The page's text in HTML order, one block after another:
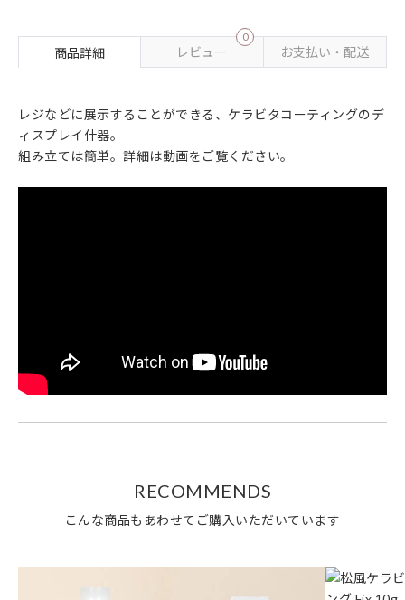
商品詳細 レビュー
0
お支払い・配送
レジなどに展示することができる、ケラビタコーティングのデ
ィスプレイ什器。
組み立ては簡単。詳細は動画をご覧ください。
RECOMMENDS
こんな商品もあわせてご購入いただいています